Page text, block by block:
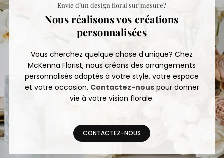
Envie d’un design floral sur mesure?
Nous réalisons vos créations
personnalisées
Vous cherchez quelque chose d’unique? Chez
McKenna Florist, nous créons des arrangements
personnalisés adaptés à votre style, votre espace
et votre occasion. Contactez-nouspour donner
vie à votre vision florale.
CONTACTEZ-NOUS